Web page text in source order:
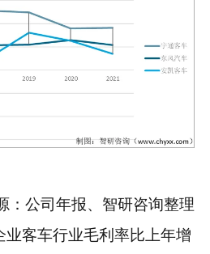
：公司年报、智研咨询整理
客车行业毛利率比上年增